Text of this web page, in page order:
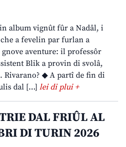
album vignût fûr a Nadâl, i
a fevelin par furlan a
aventure: il professôr
Blik a provin di svolâ,
Rivarano? ◆ A partî de fin di
dal […] lei di plui +
DAL FRIÛL AL
DI TURIN 2026